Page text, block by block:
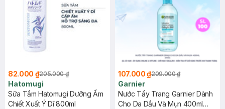
82.000 ₫205.000 ₫
Hatomugi
Sữa Tắm Hatomugi Dưỡng Ẩm
Chiết Xuất Ý Dĩ 800ml
107.000 ₫209.000 ₫
Garnier
Nước Tẩy Trang Garnier Dành
Cho Da Dầu Và Mụn 400ml